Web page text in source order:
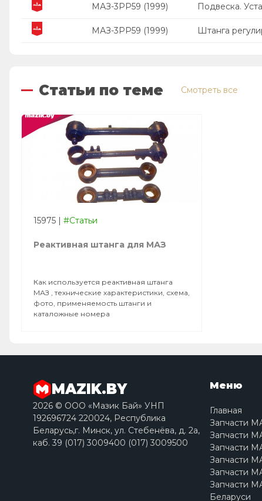
МАЗ-3PP59 (1999) Подвеска.
МАЗ-3PP59 (1999) Штанга
Статьи по теме Смотреть все
15975 | #Статьи
Реактивная штанга для МАЗ
Как используется реактивная штанга
МАЗ , технические характеристики, схема,
фото, применяемость штанги и
каталожные номера
MAZIK.BY
2026 © ООО «Мазик Бай» УНП
192696724 220024, Республика
Беларусь,г. Минск, ул. Стебенёва, д. 2a,
каб. 39 (017) 3009400 (017) 3009500
Меню
Главная
Запчасти
Запчасти
Запчасти
Запчасти
Запчасти
Запчасти
Беларуси